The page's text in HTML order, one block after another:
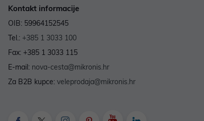
Kontakt informacije
OIB: 59964152545
Tel.: +385 1 3033 100
Fax: +385 1 3033 115
E-mail: nova-cesta@mikronis.hr
Za B2B kupce: veleprodaja@mikronis.hr